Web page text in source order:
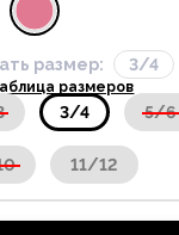
размер: 3/4
размеров
3/4 5/6
11/12